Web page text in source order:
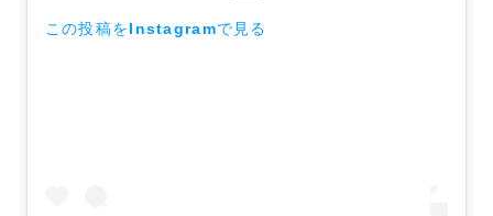
この投稿をInstagramで見る